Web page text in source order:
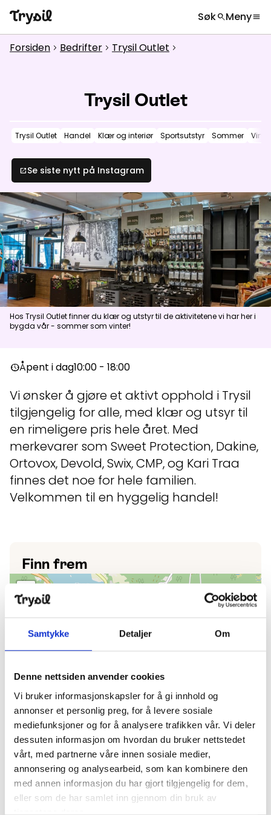
Samtykke Detaljer Om
Denne nettsiden anvender cookies
Vi bruker informasjonskapsler for å gi innhold og
annonser et personlig preg, for å levere sosiale
mediefunksjoner og for å analysere trafikken vår. Vi deler
dessuten informasjon om hvordan du bruker nettstedet
vårt, med partnerne våre innen sosiale medier,
annonsering og analysearbeid, som kan kombinere den
med annen informasjon du har gjort tilgjengelig for dem,
eller som de har samlet inn gjennom din bruk av
tjenestene deres.
SøksearchMenymenu
globe
Overnatting
Spisesteder
Service
Kalender
Inspirasjon chevron_right
Nyttig informasjon chevron_right
Aktuelt
Topp:6,0m/s
Åpne heiser :0
Vær- og føredata er levert av fnugg , Yr, Meteorologisk institutt og
NRK
Hva leter du etter?
Forsiden chevron_right Bedrifter chevron_right Trysil Outlet chevron_right
Trysil Outlet
Trysil Outlet Handel Klær og interiør Sportsutstyr Sommer Vinter
open_in_newSe siste nytt på Instagram
Hos Trysil Outlet finner du klær og utstyr til de aktivitetene vi har her i
bygda vår - sommer som vinter!
nest_clock_farsight_analogÅpent i dag10:00 - 18:00
Vi ønsker å gjøre et aktivt opphold i Trysil
tilgjengelig for alle, med klær og utsyr til
en rimeligere pris hele året. Med
merkevarer som Sweet Protection, Dakine,
Ortovox, Devold, Swix, CMP, og Kari Traa
finnes det noe for hele familien.
Velkommen til en hyggelig handel!
Finn frem
+
−
open_in_newSe siste nytt på Instagram
Facebook